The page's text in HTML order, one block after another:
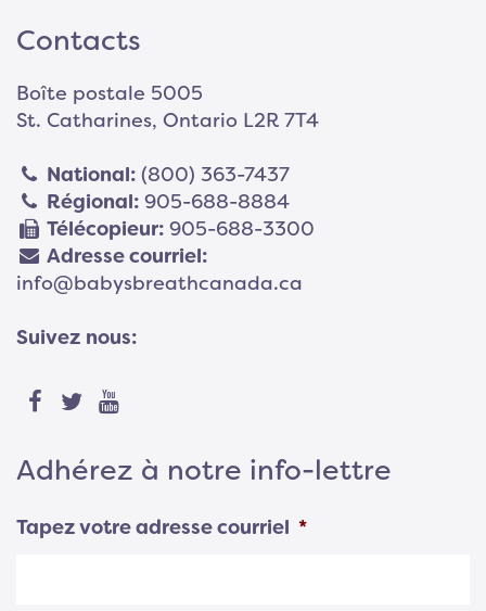
Contacts
Boîte postale 5005
St. Catharines, Ontario L2R 7T4
National: (800) 363-7437
Régional: 905-688-8884
Télécopieur: 905-688-3300
Adresse courriel:
info@babysbreathcanada.ca
Suivez nous:
Adhérez à notre info-lettre
Tapez votre adresse courriel *